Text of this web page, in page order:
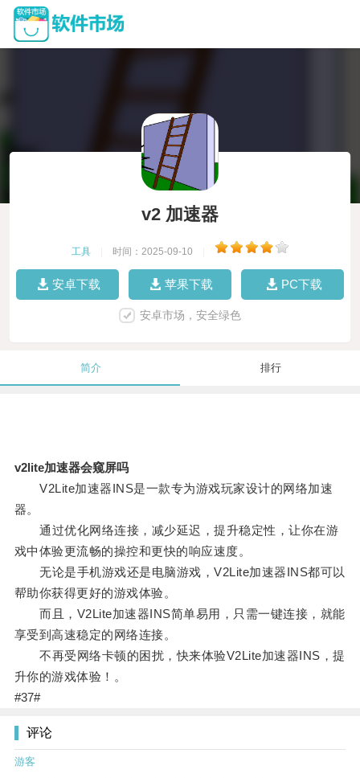
v2 加速器
工具 时间：2025-09-10
安卓下载 苹果下载 PC下载
安卓市场，安全绿色
简介 排行
v2lite加速器会窥屏吗
V2Lite加速器INS是一款专为游戏玩家设计的网络加速
器。
通过优化网络连接，减少延迟，提升稳定性，让你在游
戏中体验更流畅的操控和更快的响应速度。
无论是手机游戏还是电脑游戏，V2Lite加速器INS都可以
帮助你获得更好的游戏体验。
而且，V2Lite加速器INS简单易用，只需一键连接，就能
享受到高速稳定的网络连接。
不再受网络卡顿的困扰，快来体验V2Lite加速器INS，提
升你的游戏体验！。
#37#
评论
游客